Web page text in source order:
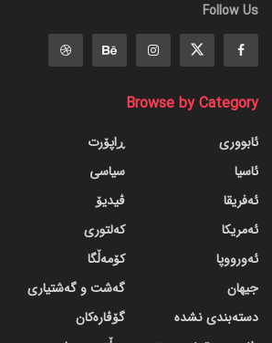
Follow Us
Browse by Category
ئابووری
ئاسیا
ئەفریقا
ئەمریکا
ئەورووپا
جیهان
دسته‌بندی نشده
ڕاپۆرت
سیاسی
ڤیدیۆ
کەلتوری
کۆمەڵگا
گه‌شت و گه‌شتیاری
گۆڤاره‌کان